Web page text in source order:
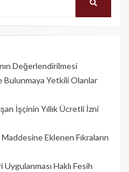
Değerlendirilmesi
Bulunmaya Yetkili Olanlar
İşçinin Yıllık Üc­retli İzni
Eklenen Fıkraların
Haklı Fesih